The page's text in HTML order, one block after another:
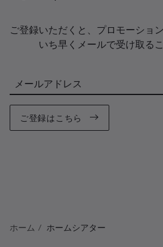
ご登録いただくと、プロモーショ
いち早くメールで受け取る
メールアドレス
ご登録はこちら
ホーム ホームシアター